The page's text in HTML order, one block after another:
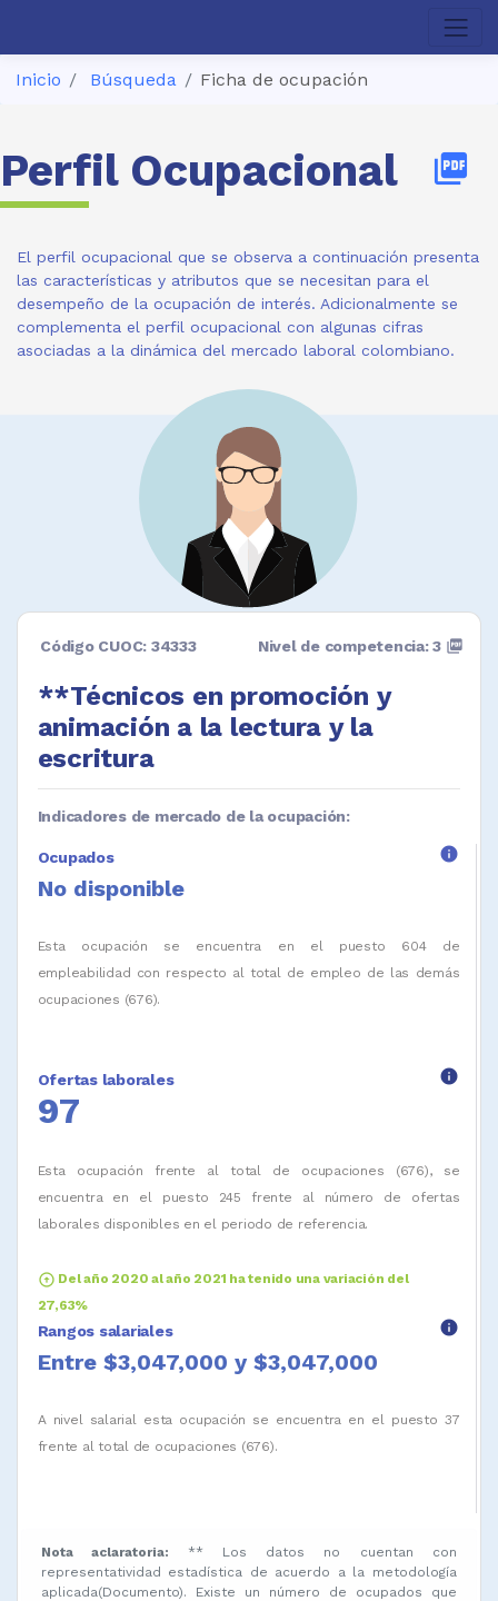
Inicio Búsqueda Ficha de ocupación
Perfil Ocupacional picture_as_pdf
El perfil ocupacional que se observa a continuación presenta
las características y atributos que se necesitan para el
desempeño de la ocupación de interés. Adicionalmente se
complementa el perfil ocupacional con algunas cifras
asociadas a la dinámica del mercado laboral colombiano.
Código CUOC: 34333
**Técnicos en promoción y
animación a la lectura y la
escritura
Nivel de competencia: 3 picture_as_pdf
Indicadores de mercado de la ocupación:
Ocupados info
No disponible
Esta ocupación se encuentra en el puesto 604 de
empleabilidad con respecto al total de empleo de las demás
ocupaciones (676).
Ofertas laborales info
97
Esta ocupación frente al total de ocupaciones (676), se
encuentra en el puesto 245 frente al número de ofertas
laborales disponibles en el periodo de referencia.
arrow_circle_up Del año 2020 al año 2021 ha tenido una variación del
27,63%
Rangos salariales info
Entre $3,047,000 y $3,047,000
A nivel salarial esta ocupación se encuentra en el puesto 37
frente al total de ocupaciones (676).
Nota aclaratoria:
** Los datos no cuentan con
representatividad estadística de acuerdo a la metodología
aplicada(Documento). Existe un número de ocupados que